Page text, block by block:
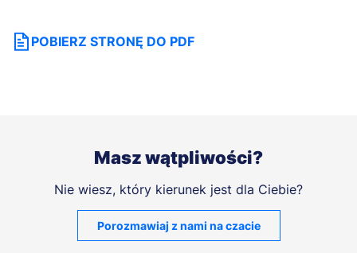
POBIERZ STRONĘ DO PDF
Masz wątpliwości?
Nie wiesz, który kierunek jest dla Ciebie?
Porozmawiaj z nami na czacie